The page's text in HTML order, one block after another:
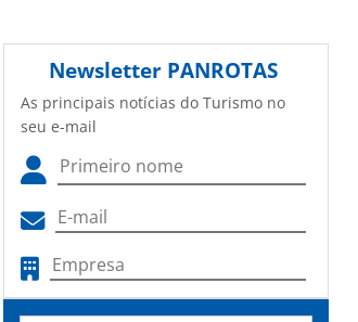
Newsletter PANROTAS
As principais notícias do Turismo no
seu e-mail